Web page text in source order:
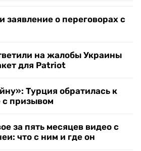
заявление о переговорах с
на жалобы Украины
для Patriot
Турция обратилась к
с призывом
за пять месяцев видео с
что с ним и где он